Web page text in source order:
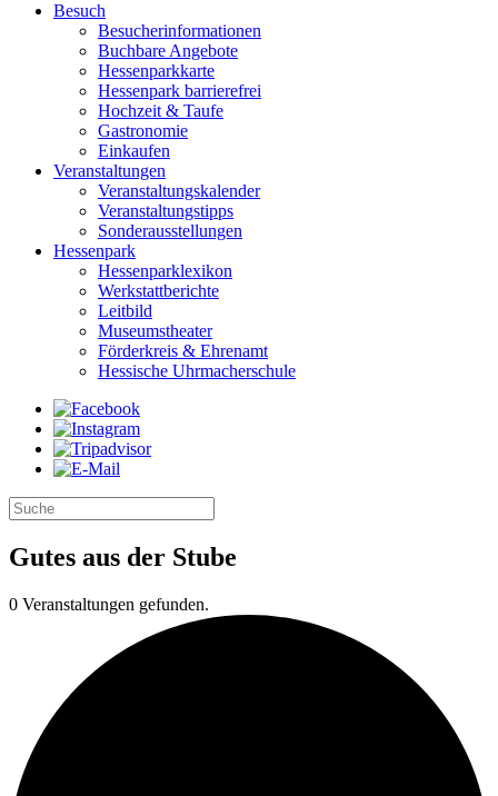
Besuch
Besucherinformationen
Buchbare Angebote
Hessenparkkarte
Hessenpark barrierefrei
Hochzeit & Taufe
Gastronomie
Einkaufen
Veranstaltungen
Veranstaltungskalender
Veranstaltungstipps
Sonderausstellungen
Hessenpark
Hessenparklexikon
Werkstattberichte
Leitbild
Museumstheater
Förderkreis & Ehrenamt
Hessische Uhrmacherschule
Gutes aus der Stube
0 Veranstaltungen gefunden.